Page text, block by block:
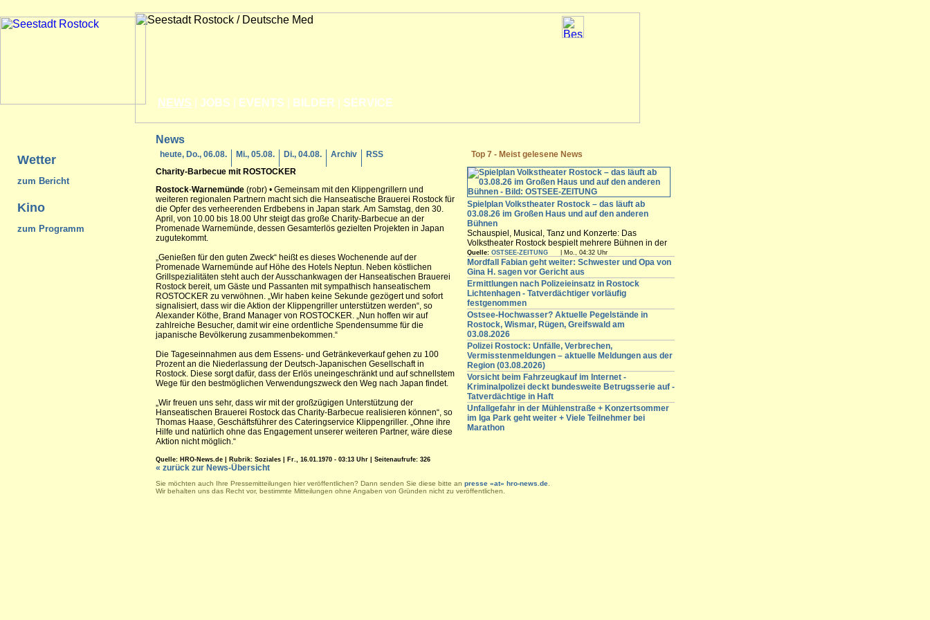
NEWS JOBS EVENTS BILDER SERVICE
Wetter
zum Bericht
Kino
zum Programm
News
Top 7 - Meist gelesene News
Spielplan Volkstheater Rostock – das läuft ab
03.08.26 im Großen Haus und auf den anderen
Bühnen
Schauspiel, Musical, Tanz und Konzerte: Das
Volkstheater Rostock bespielt mehrere Bühnen in der
Hansestadt. Vom Großen Haus über das
experimentelle Ateliertheater bis zur Sommerbühne in
der Halle 207 auf dem Neptunwerft-Gelände. Hier
finden Sie den aktuellen Spielplan für alle Spielstätten
im Überblick.
Quelle: OSTSEE-ZEITUNG | Mo., 04:32 Uhr
Mordfall Fabian geht weiter: Schwester und Opa von
Gina H. sagen vor Gericht aus
Ermittlungen nach Polizeieinsatz in Rostock
Lichtenhagen - Tatverdächtiger vorläufig
festgenommen
Ostsee-Hochwasser? Aktuelle Pegelstände in
Rostock, Wismar, Rügen, Greifswald am
03.08.2026
Polizei Rostock: Unfälle, Verbrechen,
Vermisstenmeldungen – aktuelle Meldungen aus der
Region (03.08.2026)
Vorsicht beim Fahrzeugkauf im Internet -
Kriminalpolizei deckt bundesweite Betrugsserie auf -
Tatverdächtige in Haft
Unfallgefahr in der Mühlenstraße + Konzertsommer
im Iga Park geht weiter + Viele Teilnehmer bei
Marathon
heute, Do., 06.08. Mi., 05.08. Di., 04.08. Archiv
RSS
Charity-Barbecue mit ROSTOCKER
Rostock-Warnemünde (robr) • Gemeinsam mit den Klippengrillern und
weiteren regionalen Partnern macht sich die Hanseatische Brauerei Rostock für
die Opfer des verheerenden Erdbebens in Japan stark. Am Samstag, den 30.
April, von 10.00 bis 18.00 Uhr steigt das große Charity-Barbecue an der
Promenade Warnemünde, dessen Gesamterlös gezielten Projekten in Japan
zugutekommt.
„Genießen für den guten Zweck“ heißt es dieses Wochenende auf der
Promenade Warnemünde auf Höhe des Hotels Neptun. Neben köstlichen
Grillspezialitäten steht auch der Ausschankwagen der Hanseatischen Brauerei
Rostock bereit, um Gäste und Passanten mit sympathisch hanseatischem
ROSTOCKER zu verwöhnen. „Wir haben keine Sekunde gezögert und sofort
signalisiert, dass wir die Aktion der Klippengriller unterstützen werden“, so
Alexander Köthe, Brand Manager von ROSTOCKER. „Nun hoffen wir auf
zahlreiche Besucher, damit wir eine ordentliche Spendensumme für die
japanische Bevölkerung zusammenbekommen.“
Die Tageseinnahmen aus dem Essens- und Getränkeverkauf gehen zu 100
Prozent an die Niederlassung der Deutsch-Japanischen Gesellschaft in
Rostock. Diese sorgt dafür, dass der Erlös uneingeschränkt und auf schnellstem
Wege für den bestmöglichen Verwendungszweck den Weg nach Japan findet.
„Wir freuen uns sehr, dass wir mit der großzügigen Unterstützung der
Hanseatischen Brauerei Rostock das Charity-Barbecue realisieren können“, so
Thomas Haase, Geschäftsführer des Cateringservice Klippengriller. „Ohne ihre
Hilfe und natürlich ohne das Engagement unserer weiteren Partner, wäre diese
Aktion nicht möglich.“
Quelle: HRO-News.de | Rubrik: Soziales | Fr., 16.01.1970 - 03:13 Uhr | Seitenaufrufe: 326
« zurück zur News-Übersicht
Sie möchten auch Ihre Pressemitteilungen hier veröffentlichen? Dann senden Sie diese bitte an presse «at» hro-news.de
Wir behalten uns das Recht vor, bestimmte Mitteilungen ohne Angaben von Gründen nicht zu veröffentlichen.